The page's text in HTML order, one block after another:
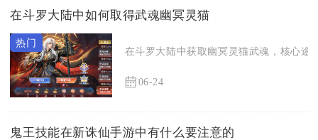
在斗罗大陆中如何取得武魂幽冥灵猫
在斗罗大陆中获取幽冥灵猫武魂，核心途
06-24
鬼王技能在新诛仙手游中有什么要注意的